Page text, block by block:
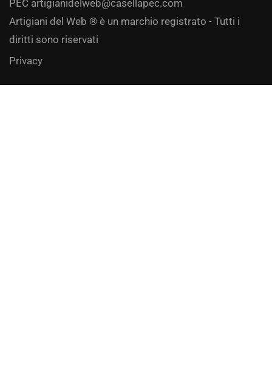
PEC artigianidelweb@casellapec.com
Artigiani del Web ® è un marchio registrato - Tutti i
diritti sono riservati
Privacy